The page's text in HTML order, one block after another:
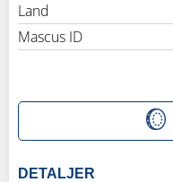
Land
Mascus ID
DETALJER